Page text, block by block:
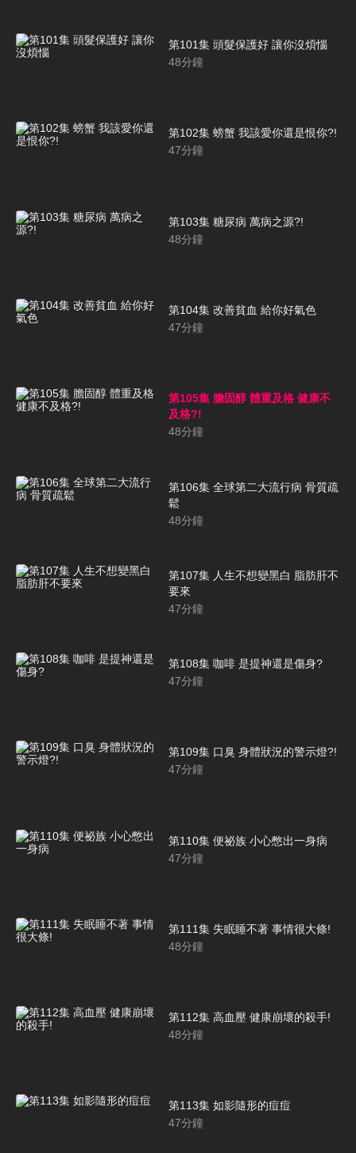
第101集 頭髮保護好 讓你沒煩惱
48分鐘
第102集 螃蟹 我該愛你還是恨你?!
47分鐘
第103集 糖尿病 萬病之源?!
48分鐘
第104集 改善貧血 給你好氣色
47分鐘
第105集 膽固醇 體重及格 健康不
及格?!
48分鐘
第106集 全球第二大流行病 骨質疏
鬆
48分鐘
第107集 人生不想變黑白 脂肪肝不
要來
47分鐘
第108集 咖啡 是提神還是傷身?
47分鐘
第109集 口臭 身體狀況的警示燈?!
47分鐘
第110集 便祕族 小心憋出一身病
47分鐘
第111集 失眠睡不著 事情很大條!
48分鐘
第112集 高血壓 健康崩壞的殺手!
48分鐘
第113集 如影隨形的痘痘
47分鐘